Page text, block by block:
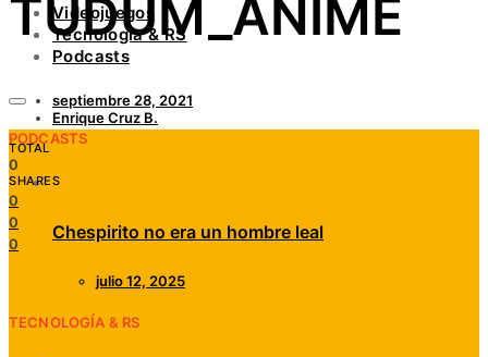
Videojuegos
Tecnología & RS
Podcasts
PODCASTS
Chespirito no era un hombre leal
julio 12, 2025
TECNOLOGÍA & RS
TUDUM_ANIME
septiembre 28, 2021
Enrique Cruz B.
TOTAL
0
SHARES
0
0
0